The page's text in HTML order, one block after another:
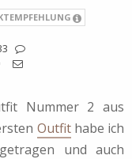
Nummer 2 aus
Outfithabe ich
und auch